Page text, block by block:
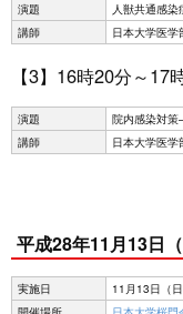
演題
人獣共通感
講師
日本大学医
【3】16時20分～17
演題
院内感染対
講師
日本大学医
平成28年11月13日（
実施日
11月13日（